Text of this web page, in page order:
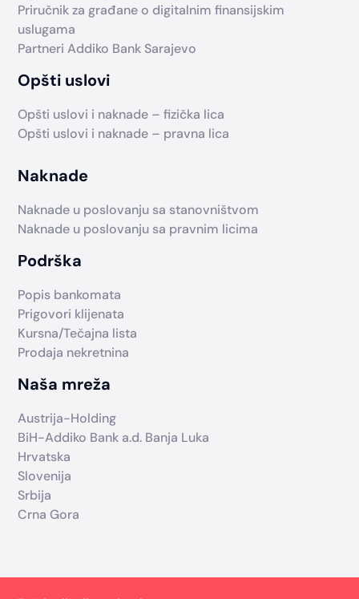
Priručnik za građane o digitalnim finansijskim
uslugama
Partneri Addiko Bank Sarajevo
Opšti uslovi
Opšti uslovi i naknade – fizička lica
Opšti uslovi i naknade – pravna lica
Naknade
Naknade u poslovanju sa stanovništvom
Naknade u poslovanju sa pravnim licima
Podrška
Popis bankomata
Prigovori klijenata
Kursna/Tečajna lista
Prodaja nekretnina
Naša mreža
Austrija-Holding
BiH-Addiko Bank a.d. Banja Luka
Hrvatska
Slovenija
Srbija
Crna Gora